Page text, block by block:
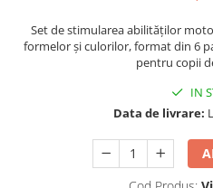
Cuburi și cărămizi
Instrumente muzicale
Dezvoltare cognitiva
Jocuri matematice
Set de stimularea abilităților
formelor și culorilor, format din 6
pentru copii
IN
Data de livrare: